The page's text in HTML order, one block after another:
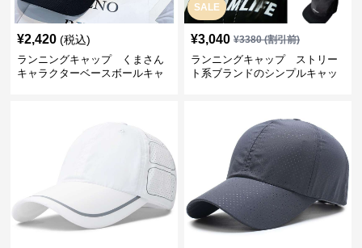
¥2,420 (税込)
ランニングキャップ くまさん
キャラクターベースボールキャ
SALE
¥3,040 ¥3380(割引前)
ランニングキャップ ストリー
ト系ブランドのシンプルキャッ